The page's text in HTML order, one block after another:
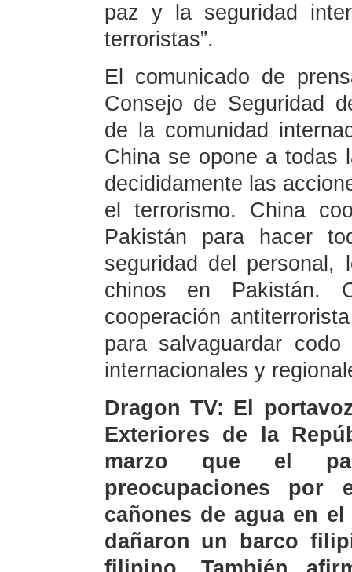
paz y la seguridad
terroristas”.
El comunicado de
Consejo de Seguridad
de la comunidad
China se opone a todas
decididamente las
el terrorismo. China
Pakistán para hacer
seguridad del personal,
chinos en Pakistán.
cooperación
para salvaguardar
internacionales y
Dragon TV: El
Exteriores de la
marzo que el
preocupaciones por
cañones de agua en
dañaron un barco